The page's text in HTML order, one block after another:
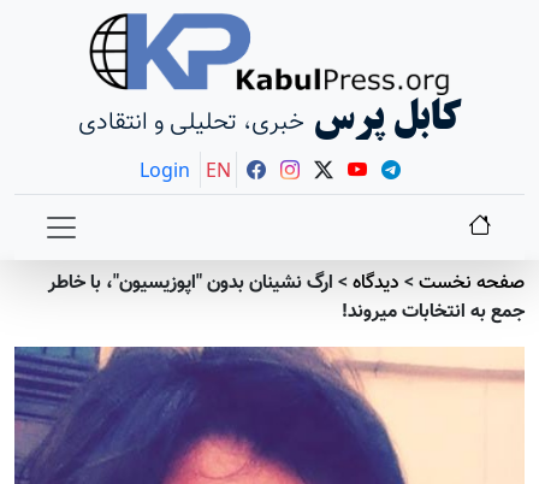
کابل پرس خبری، تحلیلی و انتقادی
Login EN
صفحه نخست> دیدگاه> ارگ نشینان بدون "اپوزیسیون"، با خاطر
جمع به انتخابات میروند!